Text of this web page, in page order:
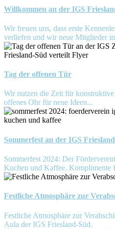
Willkommen an der IGS
Wir freuen uns, dass erste
verliefen und wir neue Mitglieder
Tag der offenen Tür
Wir nutzen die Zeit für konstruktive
offenes Ohr für neue Ideen...
Sommerfest an der IGS
Sommerfest 2024: Der
Kuchen und Kaffee. Komplimente
Festliche Atmosphäre zur
Festliche Atmosphäre zur
Aula der IGS Friesland-Süd.